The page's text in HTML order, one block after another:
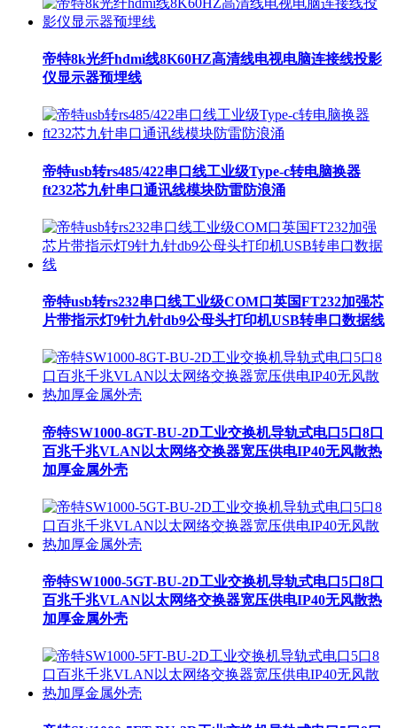
帝特8k光纤hdmi线8K60HZ高清线电视电脑连接线投影
仪显示器预埋线
帝特usb转rs485/422串口线工业级Type-c转电脑换器
ft232芯九针串口通讯线模块防雷防浪涌
帝特usb转rs232串口线工业级COM口英国FT232加强芯
片带指示灯9针九针db9公母头打印机USB转串口数据线
帝特SW1000-8GT-BU-2D工业交换机导轨式电口5口8口
百兆千兆VLAN以太网络交换器宽压供电IP40无风散热
加厚金属外壳
帝特SW1000-5GT-BU-2D工业交换机导轨式电口5口8口
百兆千兆VLAN以太网络交换器宽压供电IP40无风散热
加厚金属外壳